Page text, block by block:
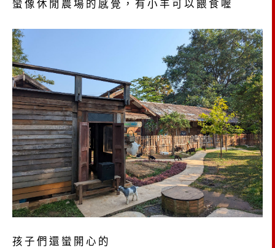
蠻像休閒農場的感覺，有小羊可以餵食喔
孩子們還蠻開心的